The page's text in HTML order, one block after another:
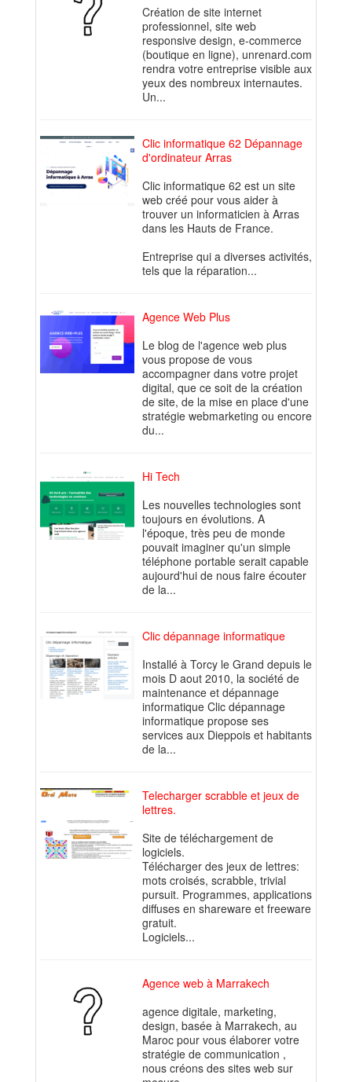
Création de site internet
professionnel, site web
responsive design, e-commerce
(boutique en ligne), unrenard.com
rendra votre entreprise visible aux
yeux des nombreux internautes.
Un...
Clic informatique 62 Dépannage
d'ordinateur Arras
Clic informatique 62 est un site
web créé pour vous aider à
trouver un informaticien à Arras
dans les Hauts de France.
Entreprise qui a diverses activités,
tels que la réparation...
Agence Web Plus
Le blog de l'agence web plus
vous propose de vous
accompagner dans votre projet
digital, que ce soit de la création
de site, de la mise en place d'une
stratégie webmarketing ou encore
du...
Hi Tech
Les nouvelles technologies sont
toujours en évolutions. A
l'époque, très peu de monde
pouvait imaginer qu'un simple
téléphone portable serait capable
aujourd'hui de nous faire écouter
de la...
Clic dépannage informatique
Installé à Torcy le Grand depuis le
mois D aout 2010, la société de
maintenance et dépannage
informatique Clic dépannage
informatique propose ses
services aux Dieppois et habitants
de la...
Telecharger scrabble et jeux de
lettres.
Site de téléchargement de
logiciels.
Télécharger des jeux de lettres:
mots croisés, scrabble, trivial
pursuit. Programmes, applications
diffuses en shareware et freeware
gratuit.
Logiciels...
Agence web à Marrakech
agence digitale, marketing,
design, basée à Marrakech, au
Maroc pour vous élaborer votre
stratégie de communication ,
nous créons des sites web sur